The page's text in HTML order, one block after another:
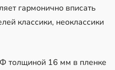
гармонично вписать
классики, неоклассики
16 мм в пленке